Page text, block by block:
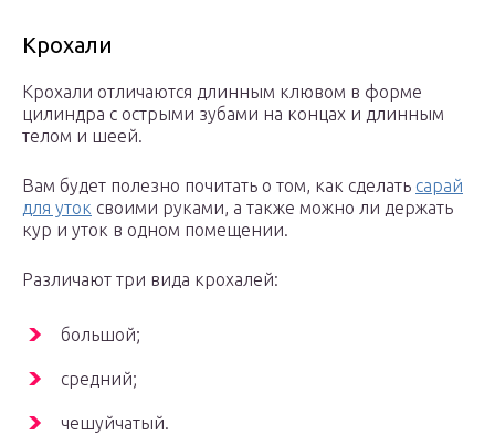
Крохали
Крохали отличаются длинным клювом в форме
цилиндра с острыми зубами на концах и длинным
телом и шеей.
Вам будет полезно почитать о том, как сделать сарай
для уток своими руками, а также можно ли держать
кур и уток в одном помещении.
Различают три вида крохалей:
большой;
средний;
чешуйчатый.